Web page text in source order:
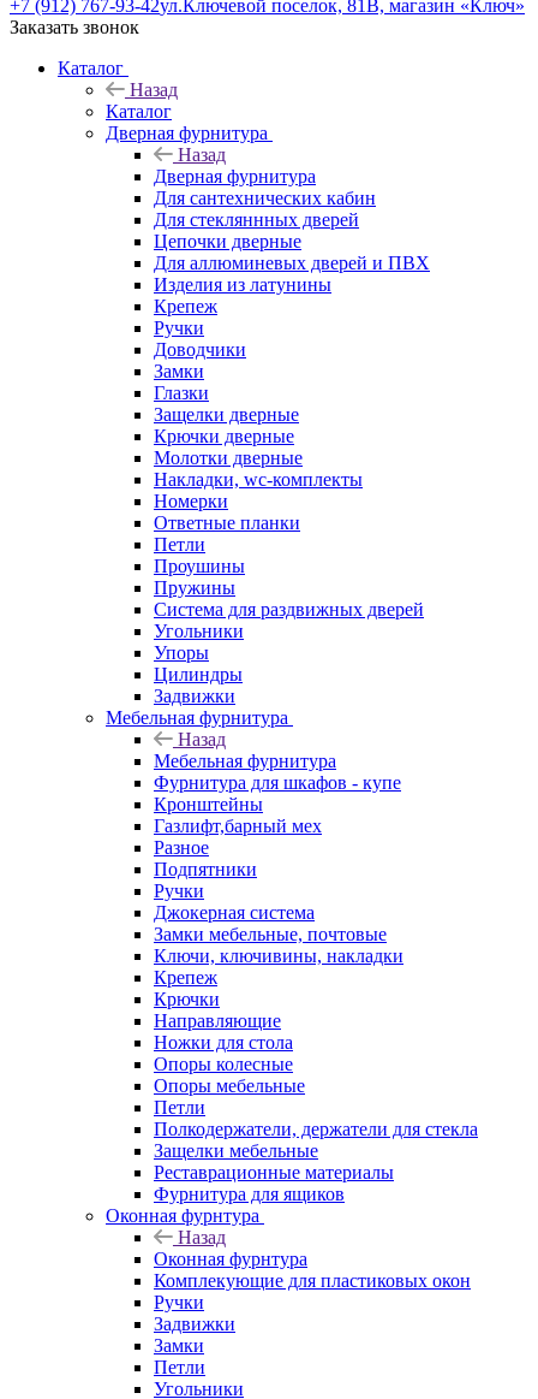
+7 (912) 767-93-42ул.Ключевой поселок, 81В, магазин «Ключ»
Заказать звонок
Каталог
Назад
Каталог
Дверная фурнитура
Назад
Дверная фурнитура
Для сантехнических кабин
Для стекляннных дверей
Цепочки дверные
Для аллюминевых дверей и ПВХ
Изделия из латунины
Крепеж
Ручки
Доводчики
Замки
Глазки
Защелки дверные
Крючки дверные
Молотки дверные
Накладки, wc-комплекты
Номерки
Ответные планки
Петли
Проушины
Пружины
Система для раздвижных дверей
Угольники
Упоры
Цилиндры
Задвижки
Мебельная фурнитура
Назад
Мебельная фурнитура
Фурнитура для шкафов - купе
Кронштейны
Газлифт,барный мех
Разное
Подпятники
Ручки
Джокерная система
Замки мебельные, почтовые
Ключи, ключивины, накладки
Крепеж
Крючки
Направляющие
Ножки для стола
Опоры колесные
Опоры мебельные
Петли
Полкодержатели, держатели для стекла
Защелки мебельные
Реставрационные материалы
Фурнитура для ящиков
Оконная фурнтура
Назад
Оконная фурнтура
Комплекующие для пластиковых окон
Ручки
Задвижки
Замки
Петли
Угольники